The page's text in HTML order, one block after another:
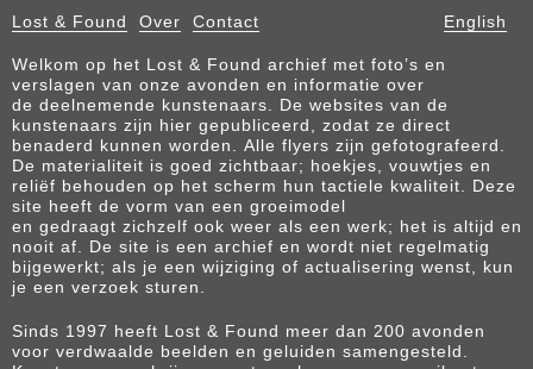
Lost & Found Over Contact English
Welkom op het Lost & Found archief met foto’s en
verslagen van onze avonden en informatie over
de deelnemende kunstenaars. De websites van de
kunstenaars zijn hier gepubliceerd, zodat ze direct
benaderd kunnen worden. Alle flyers zijn gefotografeerd.
De materialiteit is goed zichtbaar; hoekjes, vouwtjes en
reliëf behouden op het scherm hun tactiele kwaliteit. Deze
site heeft de vorm van een groeimodel
en gedraagt zichzelf ook weer als een werk; het is altijd en
nooit af. De site is een archief en wordt niet regelmatig
bijgewerkt; als je een wijziging of actualisering wenst, kun
je een verzoek sturen.
Sinds 1997 heeft Lost & Found meer dan 200 avonden
voor verdwaalde beelden en geluiden samengesteld.